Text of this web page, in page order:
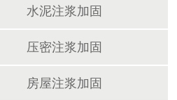
水泥注浆加固
压密注浆加固
房屋注浆加固